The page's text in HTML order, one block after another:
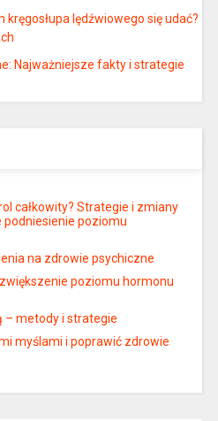
kręgosłupa lędźwiowego się udać?
Najważniejsze fakty i strategie
całkowity? Strategie i zmiany
poziomu
na zdrowie psychiczne
poziomu hormonu
– metody i strategie
myślami i poprawić zdrowie